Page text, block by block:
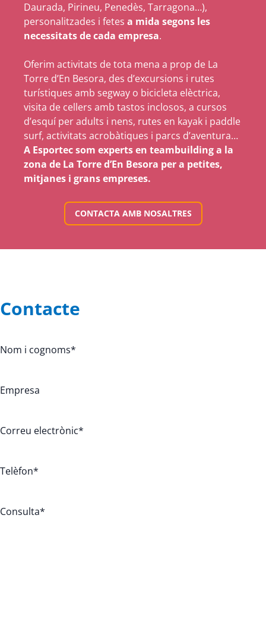
Daurada, Pirineu, Penedès, Tarragona…),
personalitzades i fetes a mida segons les
necessitats de cada empresa.
Oferim activitats de tota mena a prop de La
Torre d’En Besora, des d’excursions i rutes
turístiques amb segway o bicicleta elèctrica,
visita de cellers amb tastos inclosos, a cursos
d’esquí per adults i nens, rutes en kayak i paddle
surf, activitats acrobàtiques i parcs d’aventura…
A Esportec som experts en teambuilding a la
zona de La Torre d’En Besora per a petites,
mitjanes i grans empreses.
CONTACTA AMB NOSALTRES
Contacte
Nom i cognoms*
Empresa
Correu electrònic*
Telèfon*
Consulta*